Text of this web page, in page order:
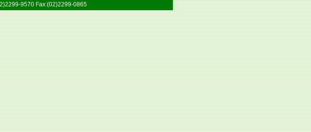
9570 Fax:(02)2299-0865